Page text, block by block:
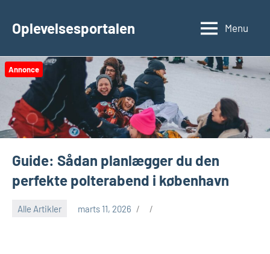
Oplevelsesportalen Menu
Annonce
Guide: Sådan planlægger du den
perfekte polterabend i københavn
Alle Artikler marts 11, 2026